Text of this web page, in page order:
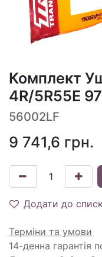
Комплект
4R/5R55E
56002LF
9 741,6 грн.
Додати до
Терміни та умови
14-денна гарантія